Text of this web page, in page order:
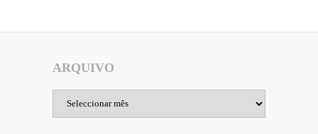
ARQUIVO